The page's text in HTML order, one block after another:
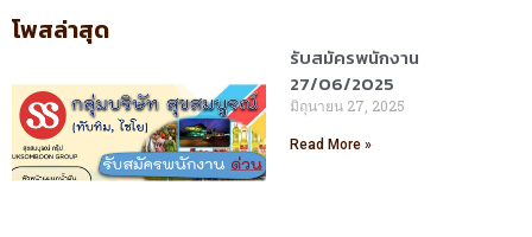
โพสล่าสุด
รับสมัครพนักงาน
27/06/2025
มิถุนายน 27, 2025
Read More »